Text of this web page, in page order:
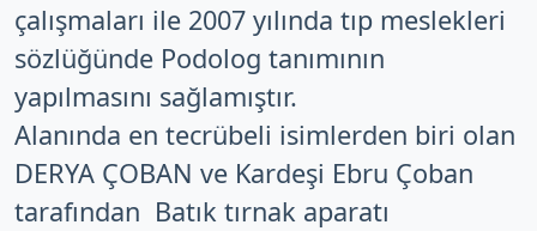
çalışmaları ile 2007 yılında tıp meslekleri
sözlüğünde Podolog tanımının
yapılmasını sağlamıştır.
Alanında en tecrübeli isimlerden biri olan
DERYA ÇOBAN ve Kardeşi Ebru Çoban
tarafından Batık tırnak aparatı